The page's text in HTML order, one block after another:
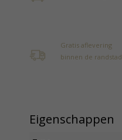
Gratis aflevering
binnen de randstad
Eigenschappen